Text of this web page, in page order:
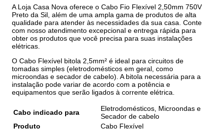
A Loja Casa Nova oferece o Cabo Fio Flexível 2,50mm 750V
Preto da Sil, além de uma ampla gama de produtos de alta
qualidade para atender às necessidades da sua casa. Conte
com nosso atendimento excepcional e entrega rápida para
obter os produtos que você precisa para suas instalações
elétricas.
O Cabo Flexível bitola 2,5mm² é ideal para circuitos de
tomadas simples (eletrodomésticos em geral, como
microondas e secador de cabelo). A bitola necessária para a
instalação pode variar de acordo com a potência e
equipamentos que serão ligados à corrente elétrica.
Cabo indicado para
Eletrodomésticos, Microondas e
Secador de cabelo
Produto
Cabo Flexível